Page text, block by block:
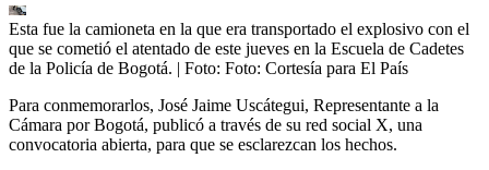
Esta fue la camioneta en la que era transportado el explosivo con el
que se cometió el atentado de este jueves en la Escuela de Cadetes
de la Policía de Bogotá. | Foto: Foto: Cortesía para El País
Para conmemorarlos, José Jaime Uscátegui, Representante a la
Cámara por Bogotá, publicó a través de su red social X, una
convocatoria abierta, para que se esclarezcan los hechos.